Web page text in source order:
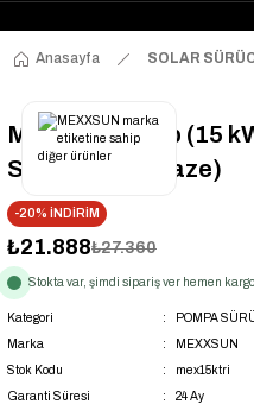
Anasayfa SOLAR
Mexxsun 20 Hp (15
Sürücüsü (Trifaze)
-20% İNDİRİM
₺21.888₺27.360
Stokta var, şimdi sipariş ver hemen
Kategori
POMPA
Marka
MEXXSUN
Stok Kodu
mex15ktri
Garanti Süresi
24 Ay